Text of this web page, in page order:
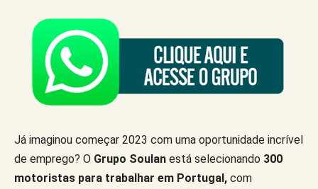
Já imaginou começar 2023 com uma oportunidade incrível
de emprego? O Grupo Soulan está selecionando 300
motoristas para trabalhar em Portugal, com